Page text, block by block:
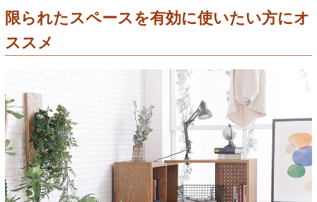
限られたスペースを有効に使いたい方にオ
ススメ